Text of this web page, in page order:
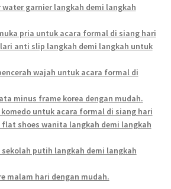
water garnier langkah demi langkah
pria untuk acara formal di siang hari
anti slip langkah demi langkah untuk
wajah untuk acara formal di
minus frame korea dengan mudah.
komedo untuk acara formal di siang hari
flat shoes wanita langkah demi langkah
putih langkah demi langkah
malam hari dengan mudah.